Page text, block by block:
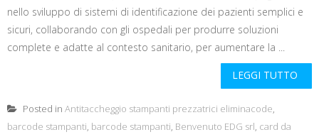
nello sviluppo di sistemi di identificazione dei pazienti semplici e
sicuri, collaborando con gli ospedali per produrre soluzioni
complete e adatte al contesto sanitario, per aumentare la ...
LEGGI TUTTO
Posted in Antitaccheggio stampanti prezzatrici eliminacode,
barcode stampanti, barcode stampanti, Benvenuto EDG srl, card da